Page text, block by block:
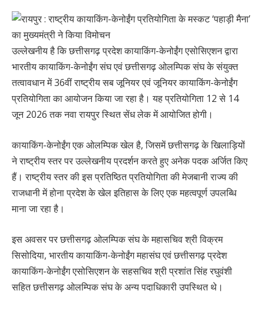
उल्लेखनीय है कि छत्तीसगढ़ प्रदेश कायाकिंग-केनोईंग एसोसिएशन द्वारा
भारतीय कायाकिंग-केनोईंग संघ एवं छत्तीसगढ़ ओलम्पिक संघ के संयुक्त
तत्वावधान में 36वीं राष्ट्रीय सब जूनियर एवं जूनियर कायाकिंग-केनोईंग
प्रतियोगिता का आयोजन किया जा रहा है। यह प्रतियोगिता 12 से 14
जून 2026 तक नवा रायपुर स्थित सेंध लेक में आयोजित होगी।
कायाकिंग-केनोईंग एक ओलम्पिक खेल है, जिसमें छत्तीसगढ़ के खिलाड़ियों
ने राष्ट्रीय स्तर पर उल्लेखनीय प्रदर्शन करते हुए अनेक पदक अर्जित किए
हैं। राष्ट्रीय स्तर की इस प्रतिष्ठित प्रतियोगिता की मेजबानी राज्य की
राजधानी में होना प्रदेश के खेल इतिहास के लिए एक महत्वपूर्ण उपलब्धि
माना जा रहा है।
इस अवसर पर छत्तीसगढ़ ओलम्पिक संघ के महासचिव श्री विक्रम
सिसोदिया, भारतीय कायाकिंग-केनोईंग महासंघ एवं छत्तीसगढ़ प्रदेश
कायाकिंग-केनोईंग एसोसिएशन के सहसचिव श्री प्रशांत सिंह रघुवंशी
सहित छत्तीसगढ़ ओलम्पिक संघ के अन्य पदाधिकारी उपस्थित थे।